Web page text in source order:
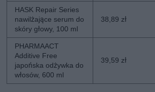
HASK Repair Series
nawilżające serum do
skóry głowy, 100 ml
38,89 zł
PHARMAACT
Additive Free
japońska odżywka do
włosów, 600 ml
39,59 zł